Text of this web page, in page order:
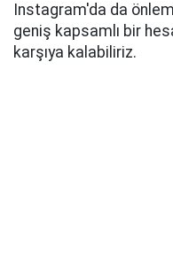
Instagram'da da
geniş kapsamlı bir
karşıya kalabiliriz.